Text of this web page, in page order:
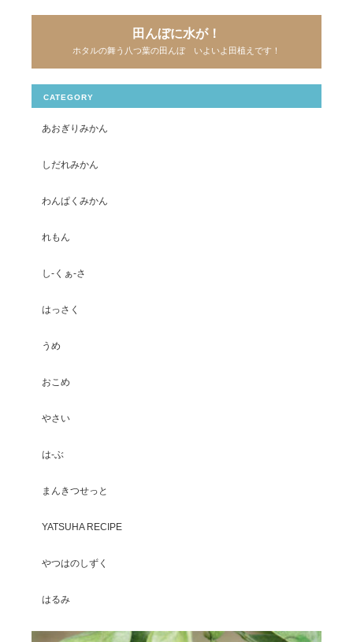
田んぼに水が！
ホタルの舞う八つ葉の田んぼ いよいよ田植えです！
CATEGORY
あおぎりみかん
しだれみかん
わんぱくみかん
れもん
し-くぁ-さ
はっさく
うめ
おこめ
やさい
は-ぶ
まんきつせっと
YATSUHA RECIPE
やつはのしずく
はるみ